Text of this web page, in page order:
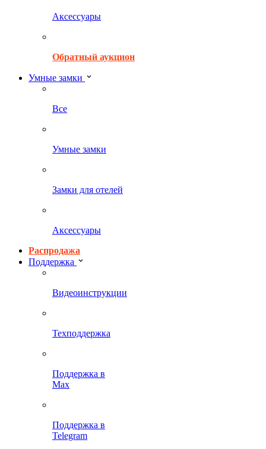
Аксессуары
Обратный аукцион
Умные замки
Все
Умные замки
Замки для отелей
Аксессуары
Распродажа
Поддержка
Видеоинструкции
Техподдержка
Поддержка в
Max
Поддержка в
Telegram